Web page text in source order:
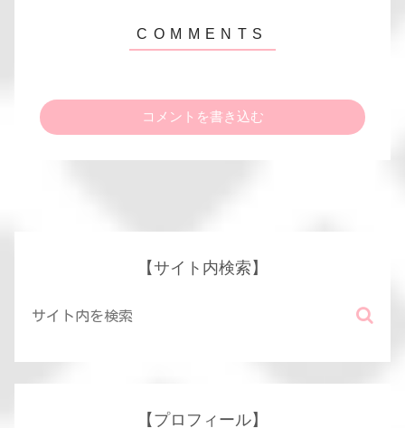
コメントを書き込む
【サイト内検索】
【プロフィール】